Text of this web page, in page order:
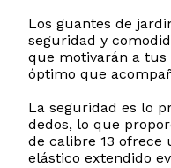
Los guantes de
seguridad y
que motivarán a tus
óptimo que
La seguridad es lo
dedos, lo que
de calibre 13 ofrece
elástico extendido